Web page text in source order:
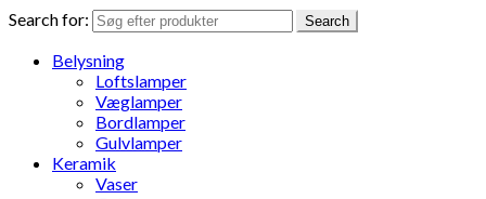
Search for: Search
Belysning
Loftslamper
Væglamper
Bordlamper
Gulvlamper
Keramik
Vaser